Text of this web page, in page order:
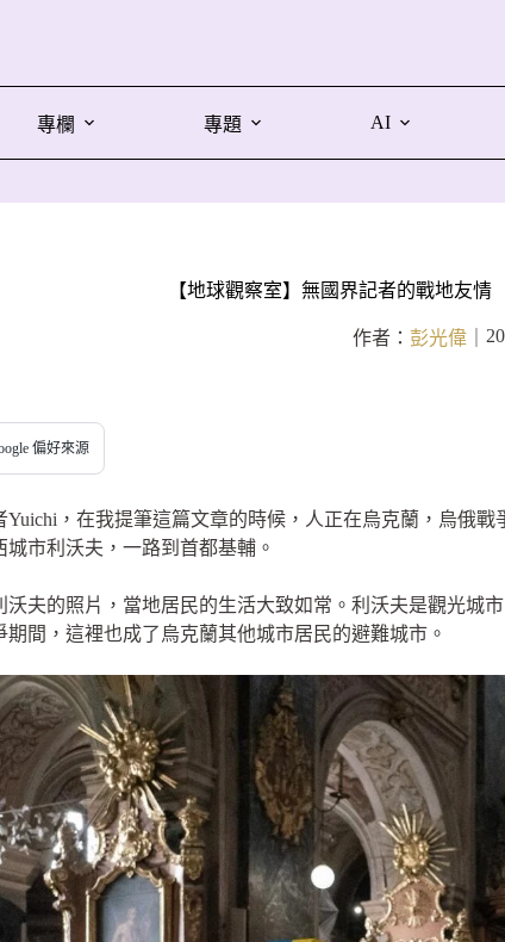
專欄 專題 AI
【地球觀察室】無國界記者的戰地友
作者： 彭光偉
偏好來源
Yuichi，在我提筆這篇文章的時候，人正在烏克蘭，烏俄
城市利沃夫，一路到首都基輔。
沃夫的照片，當地居民的生活大致如常。利沃夫是觀光城
期間，這裡也成了烏克蘭其他城市居民的避難城市。